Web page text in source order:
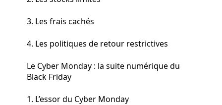
3. Les frais cachés
4. Les politiques de retour restrictives
Le Cyber Monday : la suite numérique du
Black Friday
1. L’essor du Cyber Monday